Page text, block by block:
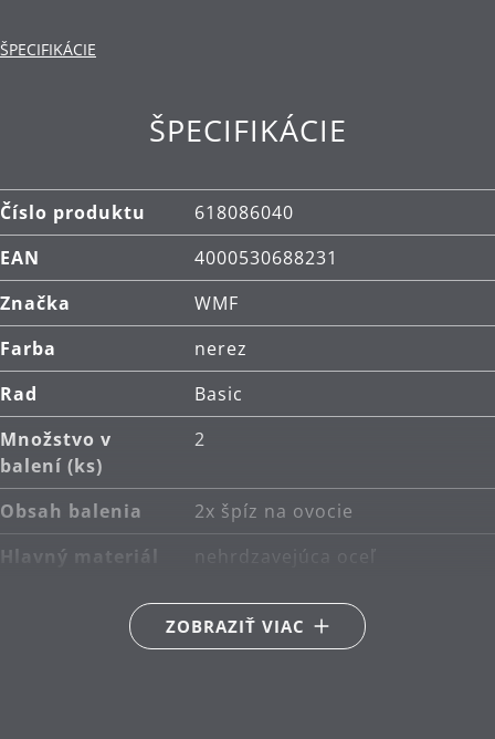
ŠPECIFIKÁCIE
ŠPECIFIKÁCIE
Číslo produktu
618086040
EAN
4000530688231
Značka
WMF
Farba
nerez
Rad
Basic
Množstvo v
balení (ks)
2
Obsah balenia
2x špíz na ovocie
Hlavný materiál
nehrdzavejúca oceľ
Starostlivosť o
možno umývať v umývačke
ZOBRAZIŤ VIAC